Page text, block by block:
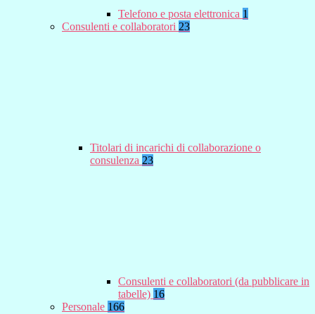
Telefono e posta elettronica 1
Consulenti e collaboratori 23
Titolari di incarichi di collaborazione o
consulenza 23
Consulenti e collaboratori (da pubblicare in
tabelle) 16
Personale 166